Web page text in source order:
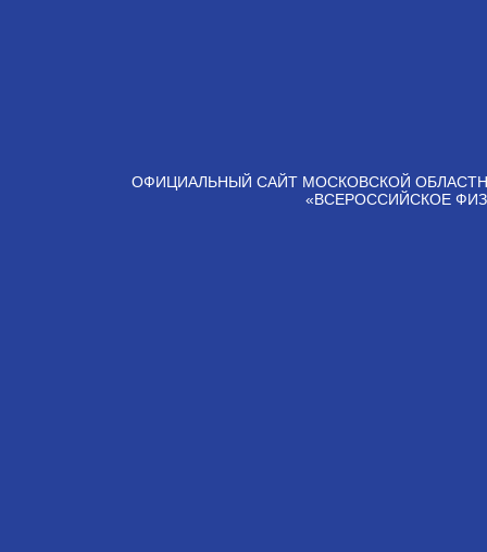
ОФИЦИАЛЬНЫЙ САЙТ МОСКОВСКОЙ
«ВСЕРОССИЙСКОЕ